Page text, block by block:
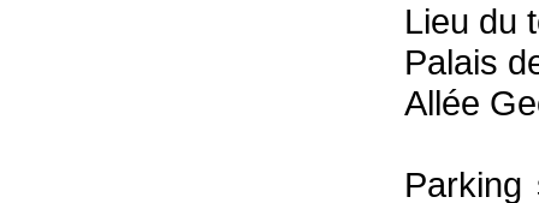
Lieu du
Palais
Allée